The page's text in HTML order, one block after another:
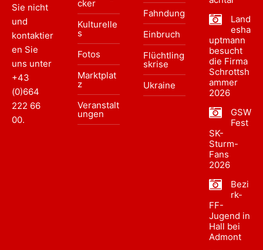
Sie nicht
und
kontaktier
en Sie
uns unter
+43
(0)664
222 66
00.
cker
Kulturelle
s
Fotos
Marktplat
z
Veranstalt
ungen
Fahndung
Einbruch
Flüchtling
skrise
Ukraine
Land
esha
uptmann
besucht
die Firma
Schrottsh
ammer
2026
GSW
Fest
SK-
Sturm-
Fans
2026
Bezi
rk-
FF-
Jugend in
Hall bei
Admont